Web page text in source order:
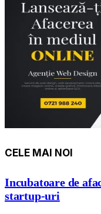
CELE MAI NOI
Incubatoare de
startup-uri